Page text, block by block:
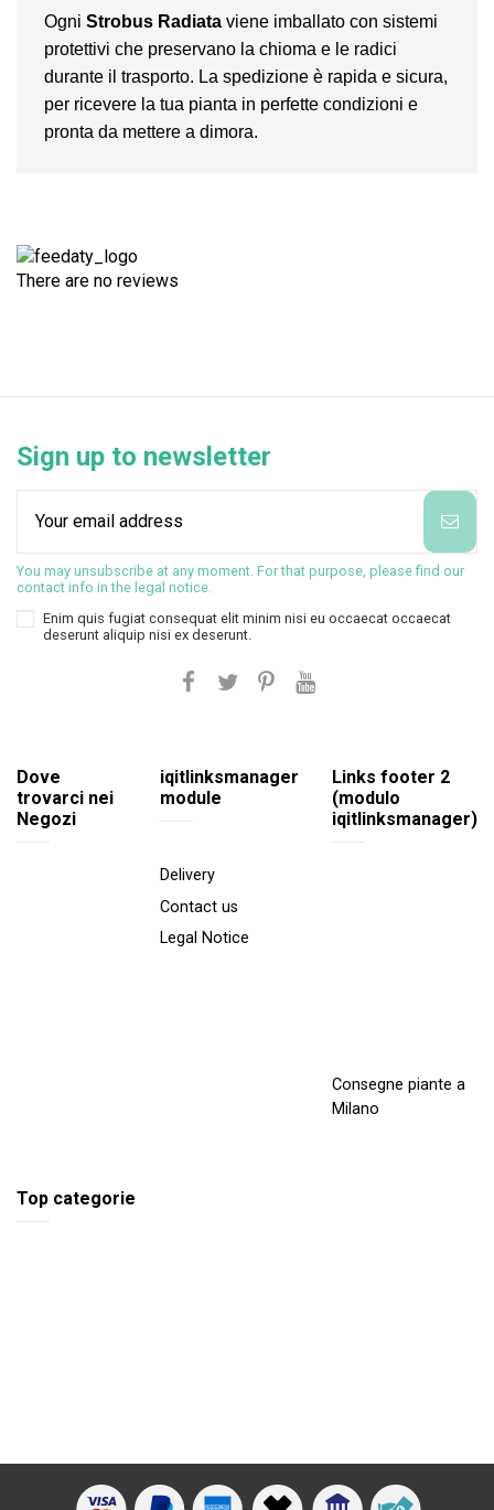
Ogni Strobus Radiata viene imballato con sistemi
protettivi che preservano la chioma e le radici
durante il trasporto. La spedizione è rapida e sicura,
per ricevere la tua pianta in perfette condizioni e
pronta da mettere a dimora.
There are no reviews
Sign up to newsletter
You may unsubscribe at any moment. For that purpose, please find our
contact info in the legal notice.
Enim quis fugiat consequat elit minim nisi eu occaecat occaecat
deserunt aliquip nisi ex deserunt.
Dove
trovarci nei
Negozi
iqitlinksmanager
module
Delivery
Contact us
Legal Notice
Links footer 2
(modulo
iqitlinksmanager)
Consegne piante a
Milano
Top categorie